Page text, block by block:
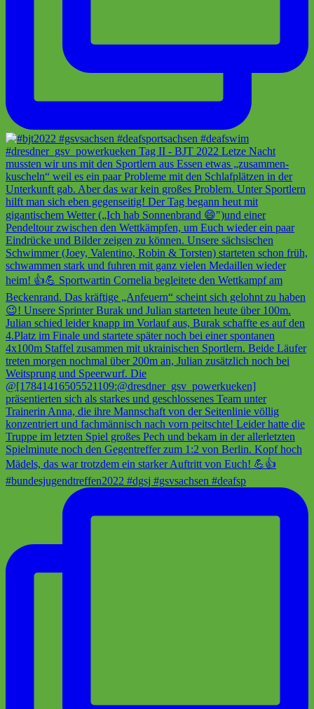
#bundesjugendtreffen2022 #dgsj #gsvsachsen #deafsp